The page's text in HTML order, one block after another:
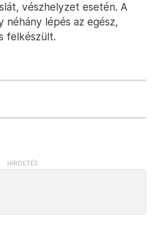
vészhelyzet esetén. A
néhány lépés az egész,
felkészült.